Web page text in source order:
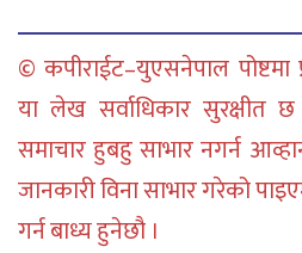
© कपीराईट–युएसनेपाल पोष्टमा
या लेख सर्वाधिकार सुरक्षीत
समाचार हुबहु साभार नगर्न
जानकारी विना साभार गरेको
गर्न बाध्य हुनेछौ ।